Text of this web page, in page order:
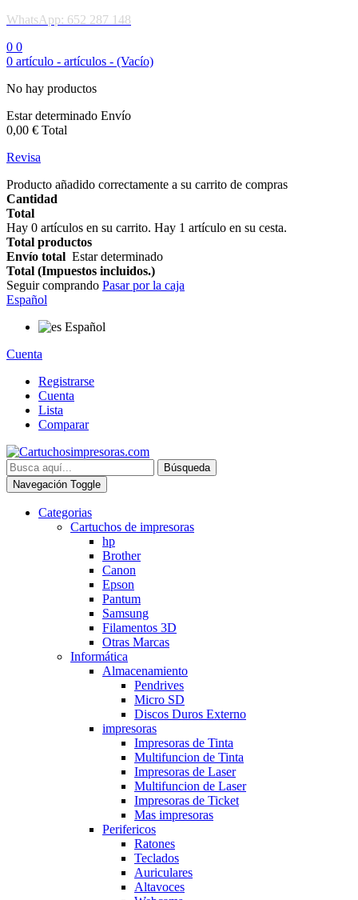
WhatsApp: 652 287 148
0 0
0 artículo - artículos - (Vacío)
No hay productos
Estar determinado Envío
0,00 € Total
Revisa
Producto añadido correctamente a su carrito de compras
Cantidad
Total
Hay 0 artículos en su carrito. Hay 1 artículo en su cesta.
Total productos
Envío total Estar determinado
Total (Impuestos incluidos.)
Seguir comprando Pasar por la caja
Español
Español
Cuenta
Registrarse
Cuenta
Lista
Comparar
Búsqueda
Navegación Toggle
Categorias
Cartuchos de impresoras
hp
Brother
Canon
Epson
Pantum
Samsung
Filamentos 3D
Otras Marcas
Informática
Almacenamiento
Pendrives
Micro SD
Discos Duros Externo
impresoras
Impresoras de Tinta
Multifuncion de Tinta
Impresoras de Laser
Multifuncion de Laser
Impresoras de Ticket
Mas impresoras
Perifericos
Ratones
Teclados
Auriculares
Altavoces